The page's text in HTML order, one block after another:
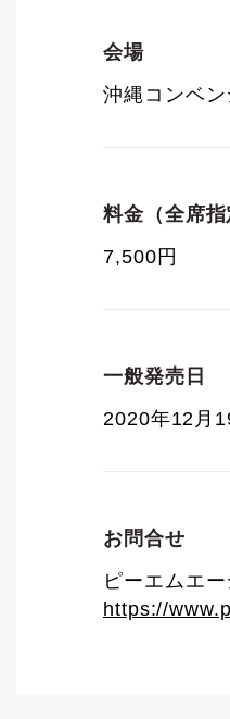
会場
沖縄コンベ
料金（全席指
7,500円
一般発売日
2020年12月
お問合せ
ピーエムエ
https://